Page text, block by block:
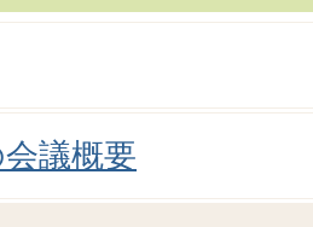
議概要